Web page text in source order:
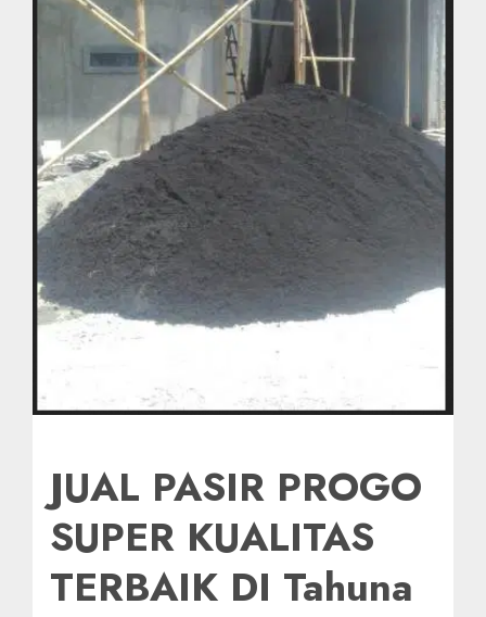
JUAL PASIR PROGO
SUPER KUALITAS
TERBAIK DI Tahuna